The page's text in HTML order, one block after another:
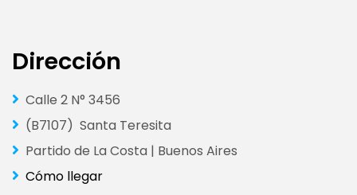
Dirección
Calle 2 N° 3456
(B7107) Santa Teresita
Partido de La Costa | Buenos Aires
Cómo llegar